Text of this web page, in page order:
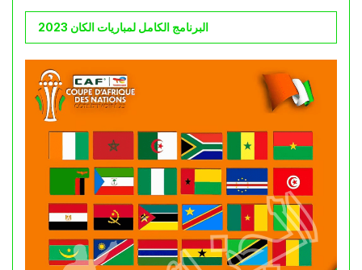
البرنامج الكامل لمباريات الكان 2023